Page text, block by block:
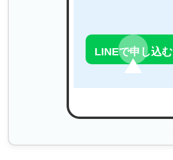
LINEで申し込む